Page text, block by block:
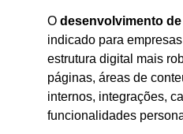
O desenvolvimento
indicado para
estrutura digital mais
páginas, áreas de
internos, integrações,
funcionalidades